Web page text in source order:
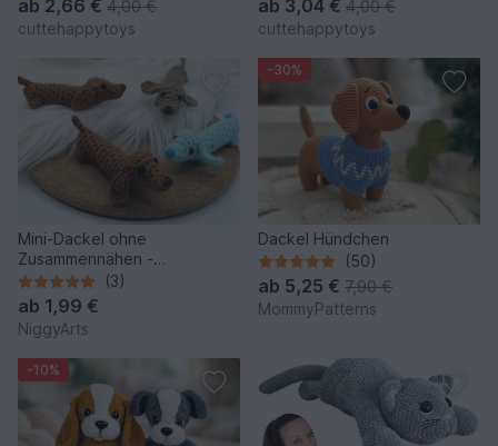
ab 2,66 € 4,00 €
cuttehappytoys
ab 3,04 € 4,00 €
cuttehappytoys
Mini-Dackel ohne
Zusammennähen -
Häkelanleitung von NiggyArts
(3)
ab 1,99 €
NiggyArts
-30%
Dackel Hündchen
(50)
ab 5,25 € 7,90 €
MommyPatterns
-10%